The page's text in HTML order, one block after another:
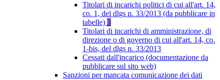
Titolari di incarichi politici di cui all'art. 14,
co. 1, del dlgs n. 33/2013 (da pubblicare in
tabelle) 3
Titolari di incarichi di amministrazione, di
direzione o di governo di cui all'art. 14, co.
1-bis, del dlgs n. 33/2013
Cessati dall'incarico (documentazione da
pubblicare sul sito web)
Sanzioni per mancata comunicazione dei dati